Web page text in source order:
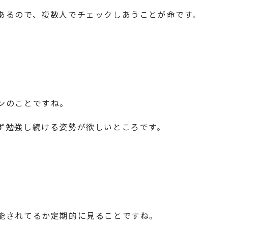
ので、複数人でチェックしあうことが命です。
ことですね。
強し続ける姿勢が欲しいところです。
れてるか定期的に見ることですね。